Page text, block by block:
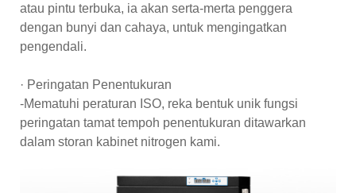
atau pintu terbuka, ia akan serta-merta penggera
dengan bunyi dan cahaya, untuk mengingatkan
pengendali.
· Peringatan Penentukuran
-Mematuhi peraturan ISO, reka bentuk unik fungsi
peringatan tamat tempoh penentukuran ditawarkan
dalam storan kabinet nitrogen kami.